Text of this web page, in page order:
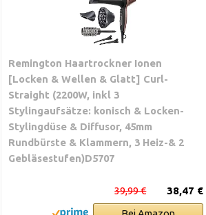
Remington Haartrockner Ionen
[Locken & Wellen & Glatt] Curl-
Straight (2200W, inkl 3
Stylingaufsätze: konisch & Locken-
Stylingdüse & Diffusor, 45mm
Rundbürste & Klammern, 3 Heiz-& 2
Gebläsestufen)D5707
38,47 €
39,99 €